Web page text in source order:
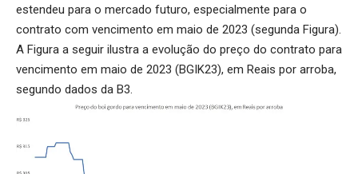
estendeu para o mercado futuro, especialmente para o
contrato com vencimento em maio de 2023 (segunda Figura).
A Figura a seguir ilustra a evolução do preço do contrato para
vencimento em maio de 2023 (BGIK23), em Reais por arroba,
segundo dados da B3.